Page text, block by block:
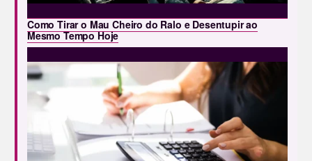
Como Tirar o Mau Cheiro do Ralo e Desentupir ao
Mesmo Tempo Hoje